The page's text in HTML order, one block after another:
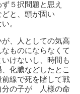
５択問題と思え
と、頭が固い
。
、人としての気高
ものにならなくて
けないし、時間も
化膿などしたとこ
線で死を賭して戦
分の子が 人様の命